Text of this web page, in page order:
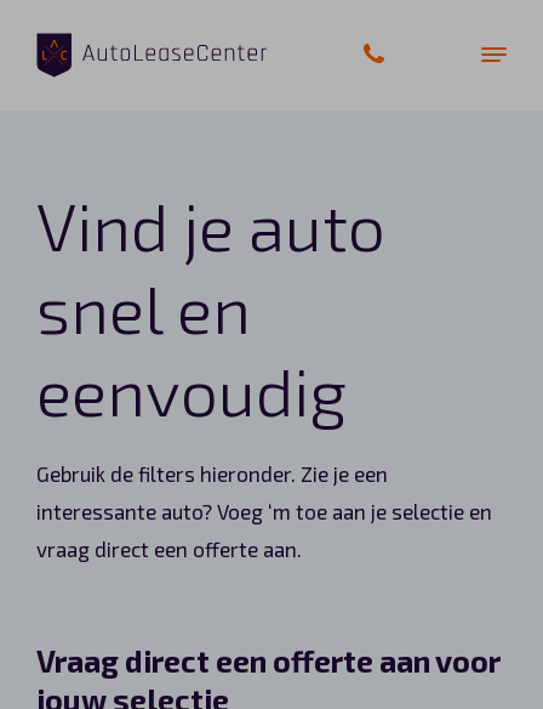
Vind je auto
snel en
eenvoudig
Gebruik de filters hieronder. Zie je een
interessante auto? Voeg ‘m toe aan je selectie en
vraag direct een offerte aan.
Vraag direct een offerte aan voor
jouw selectie
Zakelijke auto’s
Elektrische auto’s
Wagenparkbeheer
Shortlease
Vragen?